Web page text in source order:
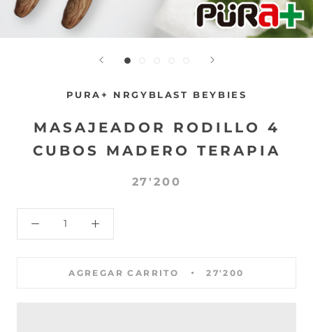
PURA+ NRGYBLAST BEYBIES
MASAJEADOR RODILLO 4
CUBOS MADERO TERAPIA
27'200
AGREGAR CARRITO 27'200